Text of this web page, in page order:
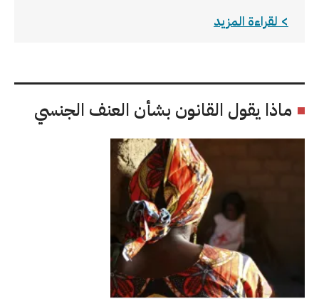
لقراءة المزيد
ماذا يقول القانون بشأن العنف الجنسي